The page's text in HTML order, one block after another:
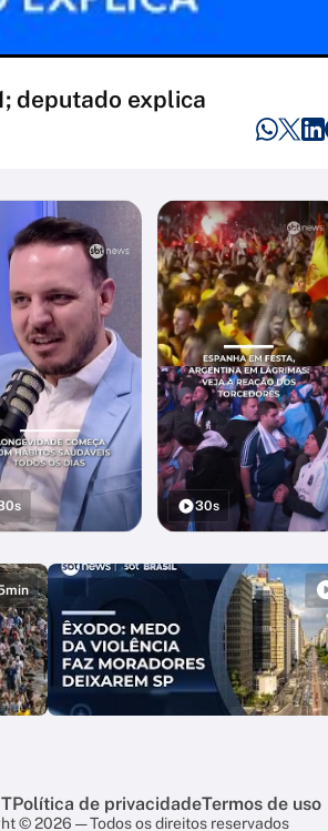
deputado explica
30s
Política de privacidadeTermos de uso
© 2026 — Todos os direitos reservados